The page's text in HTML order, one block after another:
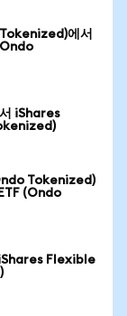
에서
iShares
Tokenized)
(Ondo
Flexible